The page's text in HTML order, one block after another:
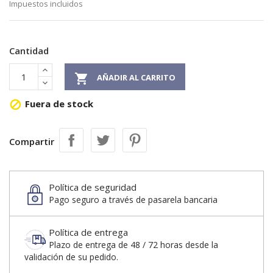
Impuestos incluidos
Cantidad
 AÑADIR AL CARRITO
 Fuera de stock
Compartir
Política de seguridad
Pago seguro a través de pasarela bancaria
Política de entrega
Plazo de entrega de 48 / 72 horas desde la
validación de su pedido.